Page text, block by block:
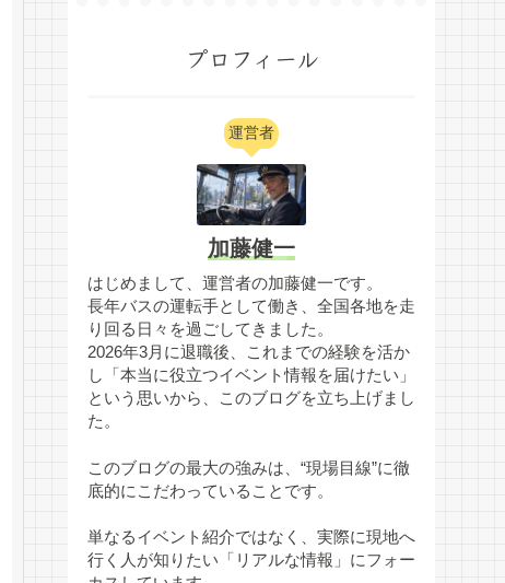
プロフィール
運営者
加藤健一
はじめまして、運営者の加藤健一です。
長年バスの運転手として働き、全国各地を走
り回る日々を過ごしてきました。
2026年3月に退職後、これまでの経験を活か
し「本当に役立つイベント情報を届けたい」
という思いから、このブログを立ち上げまし
た。
このブログの最大の強みは、“現場目線”に徹
底的にこだわっていることです。
単なるイベント紹介ではなく、実際に現地へ
行く人が知りたい「リアルな情報」にフォー